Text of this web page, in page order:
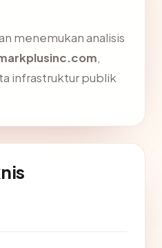
menemukan analisis
,
infrastruktur publik